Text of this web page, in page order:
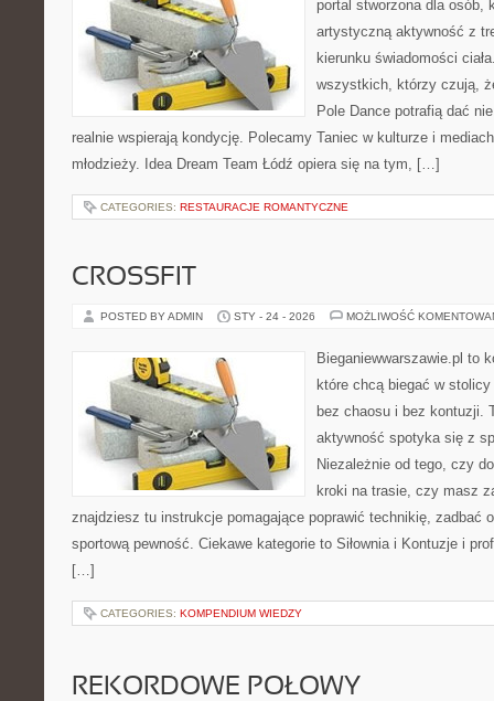
portal stworzona dla osób,
artystyczną aktywność z
kierunku świadomości
wszystkich, którzy czują,
Pole Dance potrafią dać
realnie wspierają kondycję. Polecamy Taniec w kulturze i
młodzieży. Idea Dream Team Łódź opiera się na tym, […]
CATEGORIES: RESTAURACJE ROMANTYCZNE
CROSSFIT
POSTED BY ADMIN STY - 24 - 2026 MOŻLIWOŚĆ
Bieganiewwarszawie.pl to
które chcą biegać w
bez chaosu i bez kontuzji.
aktywność spotyka się z
Niezależnie od tego, czy
kroki na trasie, czy masz
znajdziesz tu instrukcje pomagające poprawić technikię, zadbać
sportową pewność. Ciekawe kategorie to Siłownia i Kontuzje i
[…]
CATEGORIES: KOMPENDIUM WIEDZY
REKORDOWE POŁOWY